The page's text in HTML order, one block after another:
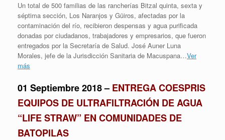
Un total de 500 familias de las rancherías Bitzal quinta, sexta y
séptima sección, Los Naranjos y Güiros, afectadas por la
contaminación del río, recibieron despensas y agua purificada
donadas por ciudadanos, trabajadores y empresarios, que fueron
entregados por la Secretaría de Salud. José Auner Luna
Morales, jefe de la Jurisdicción Sanitaria de Macuspana…Ver
más
01 Septiembre 2018 –ENTREGA COESPRIS
EQUIPOS DE ULTRAFILTRACIÓN DE AGUA
“LIFE STRAW” EN COMUNIDADES DE
BATOPILAS